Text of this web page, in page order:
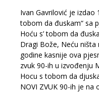
Ivan Gavrilović je izdao
tobom da đuskam“ sa
Hoću s’ tobom da
Dragi Bože, Neću
godine kasnije ova
zvuk 90-ih u izvođenju
Hocu s tobom da
NOVI ZVUK 90-ih je na